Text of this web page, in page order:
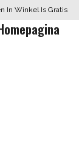
In Winkel Is Gratis